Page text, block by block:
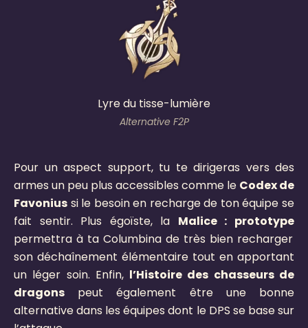
Lyre du tisse-lumière
Alternative F2P
Pour un aspect support, tu te dirigeras vers des
armes un peu plus accessibles comme le Codex de
Favonius si le besoin en recharge de ton équipe se
fait sentir. Plus égoïste, la Malice : prototype
permettra à ta Columbina de très bien recharger
son déchaînement élémentaire tout en apportant
un léger soin. Enfin, l’Histoire des chasseurs de
dragons peut également être une bonne
alternative dans les équipes dont le DPS se base sur